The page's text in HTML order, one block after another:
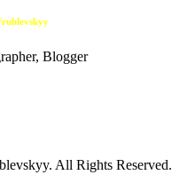
Blogger
All Rights Reserved.